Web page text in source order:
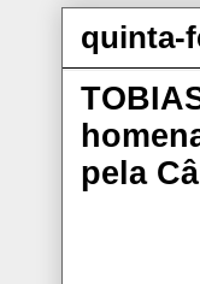
quinta-
pela